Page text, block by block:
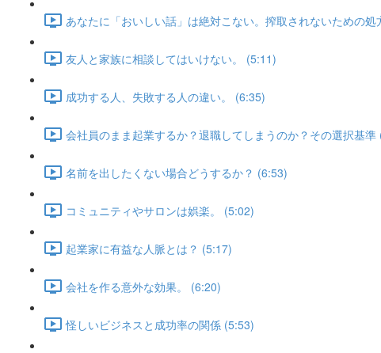
あなたに「おいしい話」は絶対こない。搾取されないための処
友人と家族に相談してはいけない。 (5:11)
成功する人、失敗する人の違い。 (6:35)
会社員のまま起業するか？退職してしまうのか？その選択基準
名前を出したくない場合どうするか？ (6:53)
コミュニティやサロンは娯楽。 (5:02)
起業家に有益な人脈とは？ (5:17)
会社を作る意外な効果。 (6:20)
怪しいビジネスと成功率の関係 (5:53)